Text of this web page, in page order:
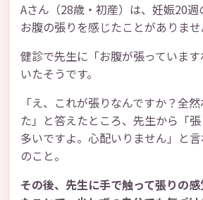
Aさん（28歳・初産）は、妊娠20
お腹の張りを感じたことがありませ
健診で先生に「お腹が張っていま
いたそうです。
「え、これが張りなんですか？全
た」と答えたところ、先生から「
多いですよ。心配いりません」と
のこと。
その後、先生に手で触って張りの